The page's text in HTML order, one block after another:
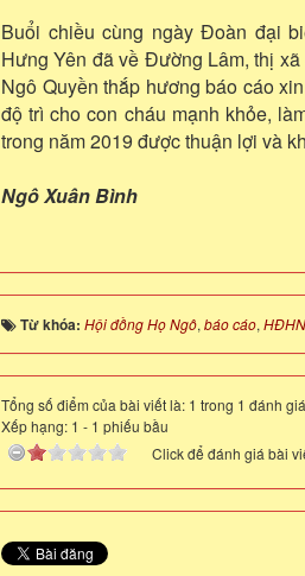
Buổi chiều cùng ngày Đoàn đại
Hưng Yên đã về Đường Lâm, thị
Ngô Quyền thắp hương báo cáo
độ trì cho con cháu mạnh khỏe,
trong năm 2019 được thuận lợi và
Ngô Xuân Bình
Từ khóa: Hội đồng Họ Ngô, báo cáo,
Tổng số điểm của bài viết là: 1 trong 1 đánh giá
Xếp hạng: 1 - 1 phiếu bầu
Click để đánh giá bài